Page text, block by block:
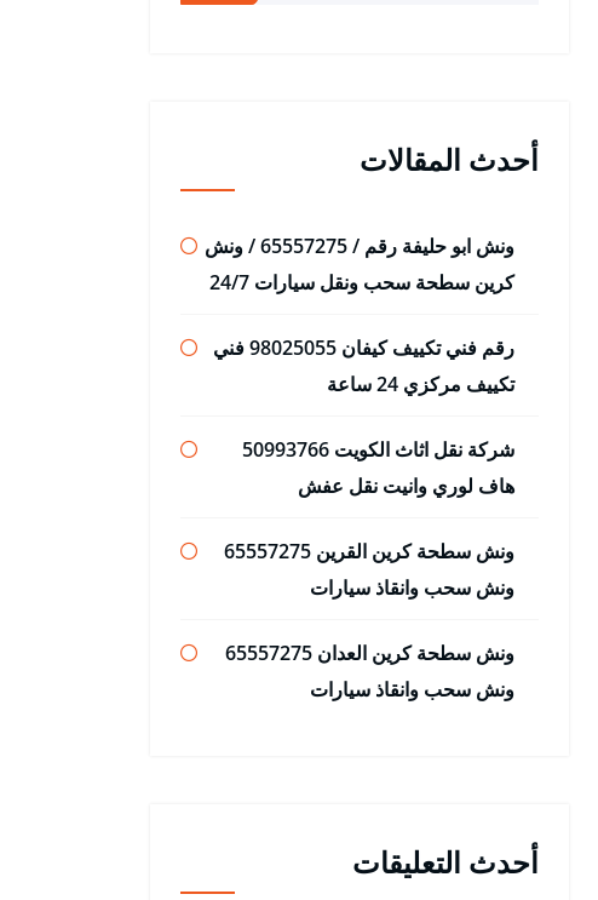
أحدث المقالات
ونش ابو حليفة رقم / 65557275 / ونش
كرين سطحة سحب ونقل سيارات 24/7
رقم فني تكييف كيفان 98025055 فني
تكييف مركزي 24 ساعة
شركة نقل اثاث الكويت 50993766
هاف لوري وانيت نقل عفش
ونش سطحة كرين القرين 65557275
ونش سحب وانقاذ سيارات
ونش سطحة كرين العدان 65557275
ونش سحب وانقاذ سيارات
أحدث التعليقات